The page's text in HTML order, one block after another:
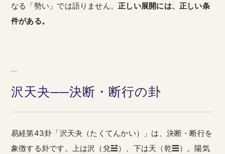
なる「勢い」では語りません。正しい展開には、正しい条
件がある。
沢天夬──決断・断行の卦
易経第43卦「沢天夬（たくてんかい）」は、決断・断行を
象徴する卦です。上は沢（兌☱）、下は天（乾☰）。陽気